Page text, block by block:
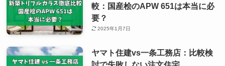
較：国産桧のAPW 651は本当に必
要？
2025年1月7日
ヤマト住建vs一条工務店：比較検